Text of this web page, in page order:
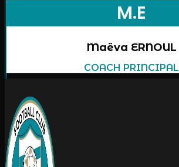
M.E
Maëva ERNOUL
COACH PRINCIPAL